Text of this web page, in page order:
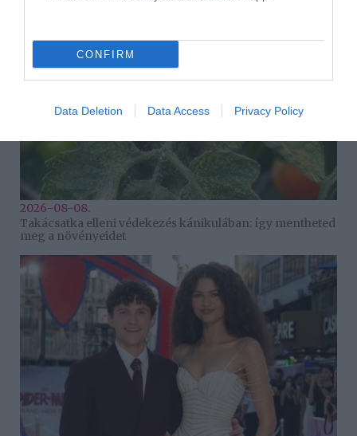
CONFIRM
Data Deletion Data Access Privacy Policy
2026-08-08.
Takácsatka elleni védekezés kánikulában: így mentheted
meg a növényeidet